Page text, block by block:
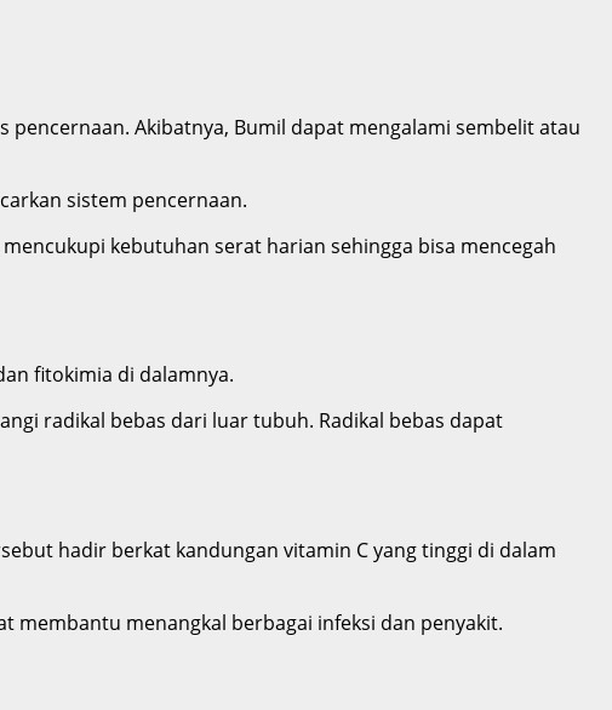
pencernaan. Akibatnya, Bumil dapat mengalami sembelit atau
sistem pencernaan.
kebutuhan serat harian sehingga bisa mencegah
fitokimia di dalamnya.
radikal bebas dari luar tubuh. Radikal bebas dapat
hadir berkat kandungan vitamin C yang tinggi di dalam
membantu menangkal berbagai infeksi dan penyakit.